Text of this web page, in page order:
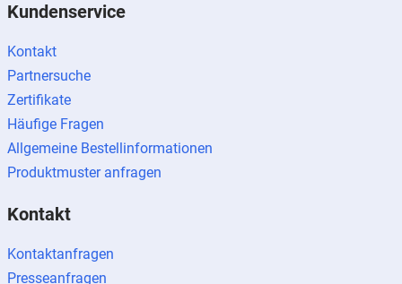
Kundenservice
Kontakt
Partnersuche
Zertifikate
Häufige Fragen
Allgemeine Bestellinformationen
Produktmuster anfragen
Kontakt
Kontaktanfragen
Presseanfragen